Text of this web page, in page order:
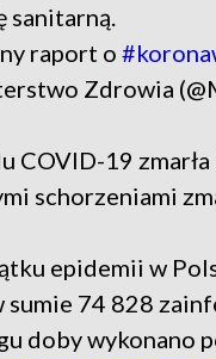
sanitarną.
raport o
Zdrowia
COVID-19
schorzeniami
epidemii w
sumie 74 828
doby wykonano